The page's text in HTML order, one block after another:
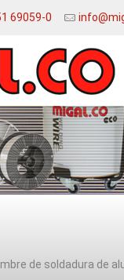
69059-0
de soldadura de